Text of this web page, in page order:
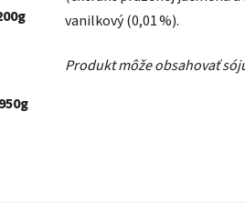
vanilkový (0,01 %).
Produkt môže obsahovať